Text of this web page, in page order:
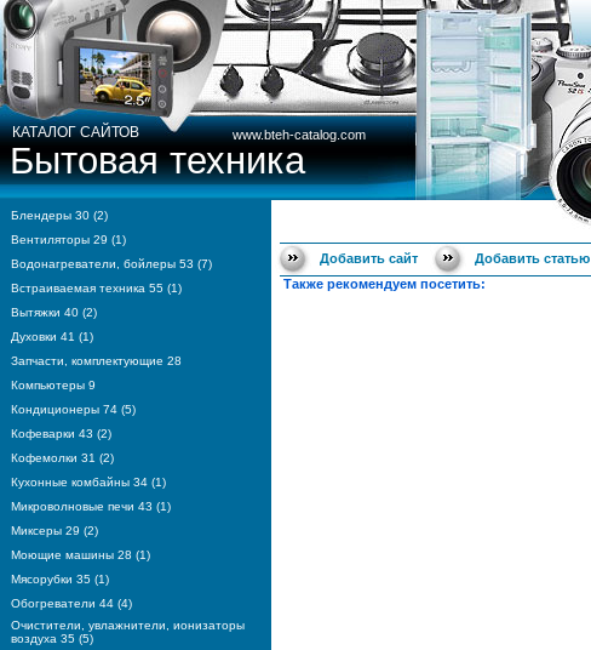
Бытовая техника
www.bteh-catalog.com
КАТАЛОГ САЙТОВ
Блендеры 30 (2)
Вентиляторы 29 (1)
Водонагреватели, бойлеры 53 (7)
Встраиваемая техника 55 (1)
Вытяжки 40 (2)
Духовки 41 (1)
Запчасти, комплектующие 28
Компьютеры 9
Кондиционеры 74 (5)
Кофеварки 43 (2)
Кофемолки 31 (2)
Кухонные комбайны 34 (1)
Микроволновые печи 43 (1)
Миксеры 29 (2)
Моющие машины 28 (1)
Мясорубки 35 (1)
Обогреватели 44 (4)
Очистители, увлажнители, ионизаторы
воздуха 35 (5)
Добавить сайт Добавить статью
Также рекомендуем посетить: